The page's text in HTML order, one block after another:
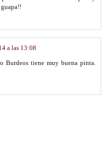
guapa!!
a las 13:08
Burdeos tiene muy buena pinta.